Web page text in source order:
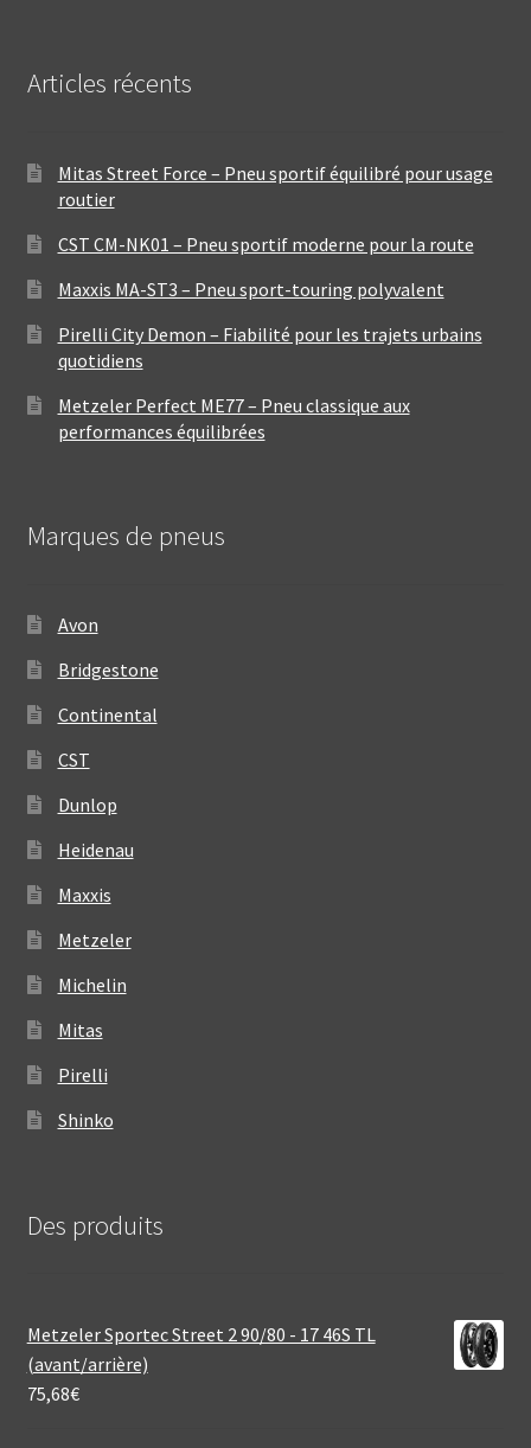
Articles récents
Mitas Street Force – Pneu sportif équilibré pour usage
routier
CST CM-NK01 – Pneu sportif moderne pour la route
Maxxis MA-ST3 – Pneu sport-touring polyvalent
Pirelli City Demon – Fiabilité pour les trajets urbains
quotidiens
Metzeler Perfect ME77 – Pneu classique aux
performances équilibrées
Marques de pneus
Avon
Bridgestone
Continental
CST
Dunlop
Heidenau
Maxxis
Metzeler
Michelin
Mitas
Pirelli
Shinko
Des produits
Metzeler Sportec Street 2 90/80 - 17 46S TL
(avant/arrière)
75,68€